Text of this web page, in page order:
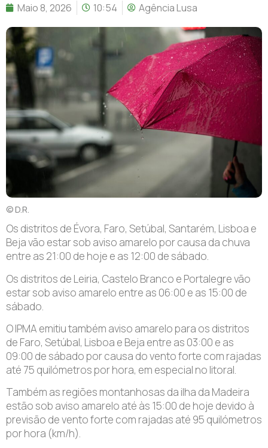
Maio 8, 2026 10:54 Agência Lusa
© D.R.
Os distritos de Évora, Faro, Setúbal, Santarém, Lisboa e
Beja vão estar sob aviso amarelo por causa da chuva
entre as 21:00 de hoje e as 12:00 de sábado.
Os distritos de Leiria, Castelo Branco e Portalegre vão
estar sob aviso amarelo entre as 06:00 e as 15:00 de
sábado.
O IPMA emitiu também aviso amarelo para os distritos
de Faro, Setúbal, Lisboa e Beja entre as 03:00 e as
09:00 de sábado por causa do vento forte com rajadas
até 75 quilómetros por hora, em especial no litoral.
Também as regiões montanhosas da ilha da Madeira
estão sob aviso amarelo até às 15:00 de hoje devido à
previsão de vento forte com rajadas até 95 quilómetros
por hora (km/h).